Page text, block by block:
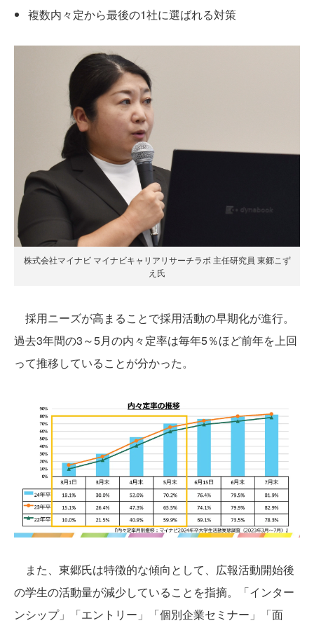
複数内々定から最後の1社に選ばれる対策
株式会社マイナビ マイナビキャリアリサーチラボ 主任研究員 東郷こず
え氏
採用ニーズが高まることで採用活動の早期化が進行。
過去3年間の3～5月の内々定率は毎年5％ほど前年を上回
って推移していることが分かった。
また、東郷氏は特徴的な傾向として、広報活動開始後
の学生の活動量が減少していることを指摘。「インター
ンシップ」「エントリー」「個別企業セミナー」「面